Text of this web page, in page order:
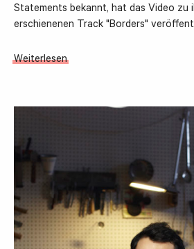
Statements bekannt, hat das Video zu
erschienenen Track "Borders"
Weiterlesen